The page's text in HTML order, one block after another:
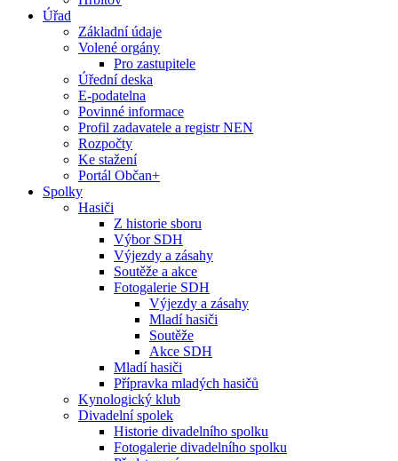
Úřad
Základní údaje
Volené orgány
Pro zastupitele
Úřední deska
E-podatelna
Povinné informace
Profil zadavatele a registr NEN
Rozpočty
Ke stažení
Portál Občan+
Spolky
Hasiči
Z historie sboru
Výbor SDH
Výjezdy a zásahy
Soutěže a akce
Fotogalerie SDH
Výjezdy a zásahy
Mladí hasiči
Soutěže
Akce SDH
Mladí hasiči
Přípravka mladých hasičů
Kynologický klub
Divadelní spolek
Historie divadelního spolku
Fotogalerie divadelního spolku